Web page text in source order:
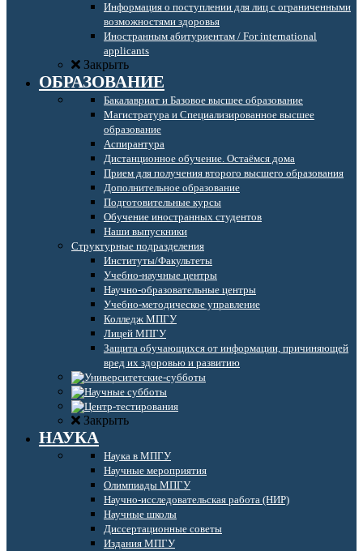
Информация о поступлении для лиц с ограниченными
возможностями здоровья
Иностранным абитуриентам / For international
applicants
Закрыть
ОБРАЗОВАНИЕ
Бакалавриат и Базовое высшее образование
Магистратура и Специализированное высшее
образование
Аспирантура
Дистанционное обучение. Остаёмся дома
Прием для получения второго высшего образования
Дополнительное образование
Подготовительные курсы
Обучение иностранных студентов
Наши выпускники
Структурные подразделения
Институты/Факультеты
Учебно-научные центры
Научно-образовательные центры
Учебно-методическое управление
Колледж МПГУ
Лицей МПГУ
Защита обучающихся от информации, причиняющей
вред их здоровью и развитию
Закрыть
НАУКА
Наука в МПГУ
Научные мероприятия
Олимпиады МПГУ
Научно-исследовательская работа (НИР)
Научные школы
Диссертационные советы
Издания МПГУ